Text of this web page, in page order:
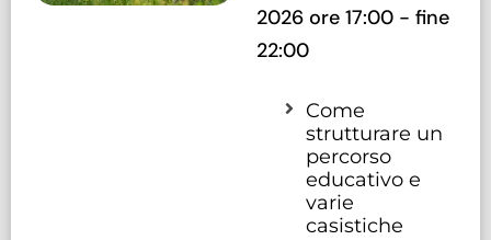
2026 ore 17:00 - fine
22:00
Come
strutturare un
percorso
educativo e
varie
casistiche